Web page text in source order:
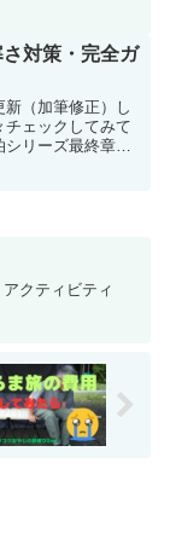
ポットに決定打が
年々近場を深掘り
そと再検討を始
、その時がやって
さ対策・完全ガ
（加筆修正）し
ェックしてみて
シリーズ最終章。
アクティビティ